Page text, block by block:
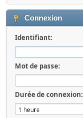
Connexion
Identifiant:
Mot de passe:
Durée de connexion: